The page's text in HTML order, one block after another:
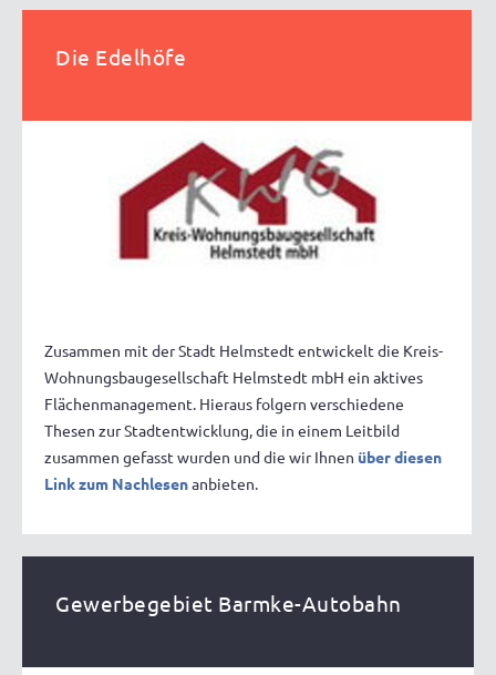
Die Edelhöfe
Zusammen mit der Stadt Helmstedt entwickelt die Kreis-
Wohnungsbaugesellschaft Helmstedt mbH ein aktives
Flächenmanagement. Hieraus folgern verschiedene
Thesen zur Stadtentwicklung, die in einem Leitbild
zusammen gefasst wurden und die wir Ihnen über diesen
Link zum Nachlesenanbieten.
Gewerbegebiet Barmke-Autobahn